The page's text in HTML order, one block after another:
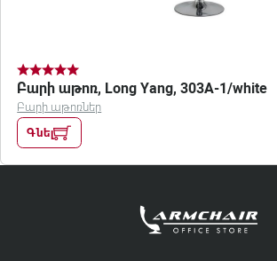
Բարի աթոռ, Long Yang, 303A-1/white
Բարի աթոռներ
Գնել